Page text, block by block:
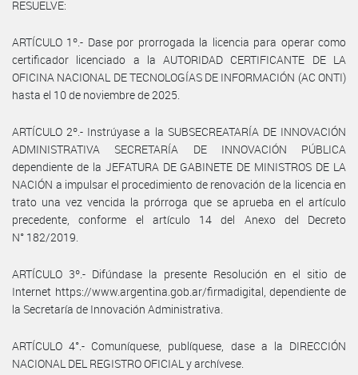
RESUELVE:
ARTÍCULO 1º.- Dase por prorrogada la licencia para operar como
certificador licenciado a la AUTORIDAD CERTIFICANTE DE LA
OFICINA NACIONAL DE TECNOLOGÍAS DE INFORMACIÓN (AC ONTI)
hasta el 10 de noviembre de 2025.
ARTÍCULO 2º.- Instrúyase a la SUBSECREATARÍA DE INNOVACIÓN
ADMINISTRATIVA SECRETARÍA DE INNOVACIÓN PÚBLICA
dependiente de la JEFATURA DE GABINETE DE MINISTROS DE LA
NACIÓN a impulsar el procedimiento de renovación de la licencia en
trato una vez vencida la prórroga que se aprueba en el artículo
precedente, conforme el artículo 14 del Anexo del Decreto
N° 182/2019.
ARTÍCULO 3º.- Difúndase la presente Resolución en el sitio de
Internet https://www.argentina.gob.ar/firmadigital, dependiente de
la Secretaría de Innovación Administrativa.
ARTÍCULO 4°.- Comuníquese, publíquese, dase a la DIRECCIÓN
NACIONAL DEL REGISTRO OFICIAL y archívese.